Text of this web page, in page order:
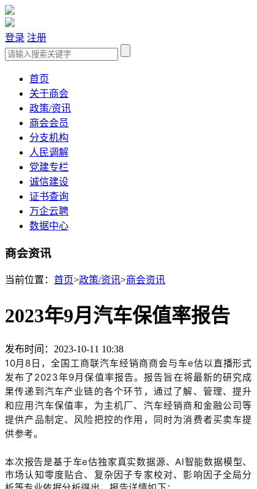
登录 注册
首页
关于商会
政策/资讯
商会会员
分支机构
人民调解
党建专栏
诚信建设
证书查询
万企云聘
数据中心
商会资讯
当前位置： 首页>政策/资讯>商会资讯
2023年9月汽车保值率报告
发布时间：2023-10-11 10:38
10月8日，全国工商联汽车经销商商会与车e估以直播形式
发布了2023年9月保值率报告。报告旨在将最新的研究成
果传递到汽车产业链的各个环节，通过了解、管理、提升
和应用汽车保值率，为主机厂、汽车经销商和金融公司等
提供产品制定、风险把控的作用，同时为消费者买卖车提
供参考。
本次报告是基于车e估独家真实数据源、Al智能数据模型、
市场认知零度贴合、复杂因子专家校对、影响因子全局分